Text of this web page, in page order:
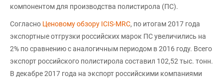
компонентом для производства полистирола (ПС).
Согласно Ценовому обзору ICIS-MRC, по итогам 2017 года
экспортные отгрузки российских марок ПС увеличились на
2% по сравнению с аналогичным периодом в 2016 году. Всего
экспорт российского полистирола составил 102,52 тыс. тонн.
В декабре 2017 года на экспорт российскими компаниями